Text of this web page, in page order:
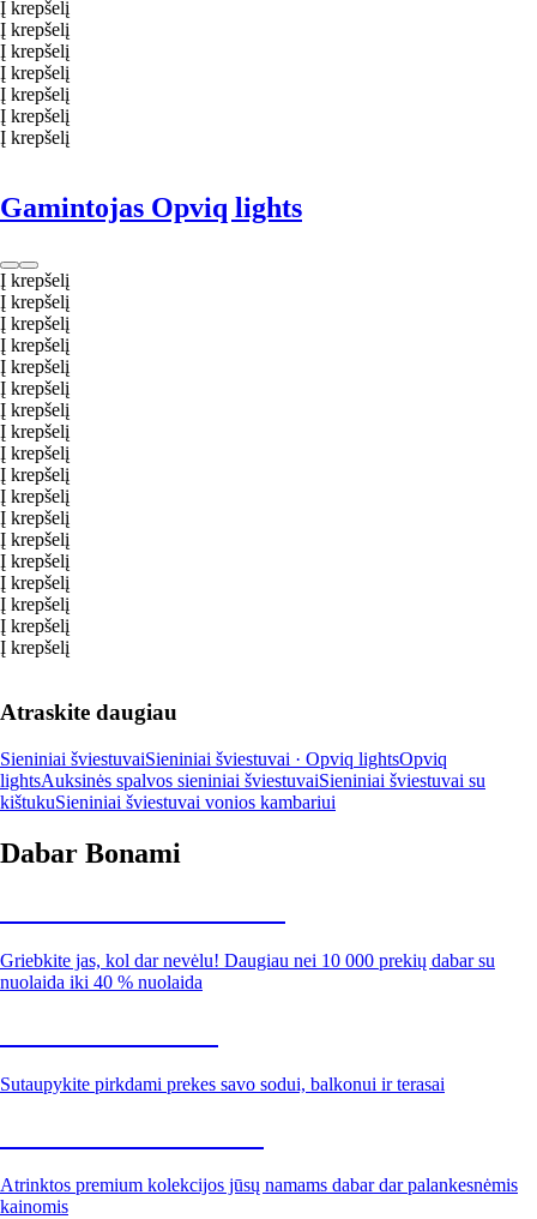
Į krepšelį
Į krepšelį
Į krepšelį
Į krepšelį
Į krepšelį
Į krepšelį
Į krepšelį
Gamintojas Opviq lights
Į krepšelį
Į krepšelį
Į krepšelį
Į krepšelį
Į krepšelį
Į krepšelį
Į krepšelį
Į krepšelį
Į krepšelį
Į krepšelį
Į krepšelį
Į krepšelį
Į krepšelį
Į krepšelį
Į krepšelį
Į krepšelį
Į krepšelį
Į krepšelį
Atraskite daugiau
Sieniniai šviestuvaiSieniniai šviestuvai · Opviq lightsOpviq
lightsAuksinės spalvos sieniniai šviestuvaiSieniniai šviestuvai su
kištukuSieniniai šviestuvai vonios kambariui
Dabar Bonami
Griebkite jas, kol dar nevėlu! Daugiau nei 10 000 prekių dabar su
nuolaida iki 40 % nuolaida
Sutaupykite pirkdami prekes savo sodui, balkonui ir terasai
Atrinktos premium kolekcijos jūsų namams dabar dar palankesnėmis
kainomis